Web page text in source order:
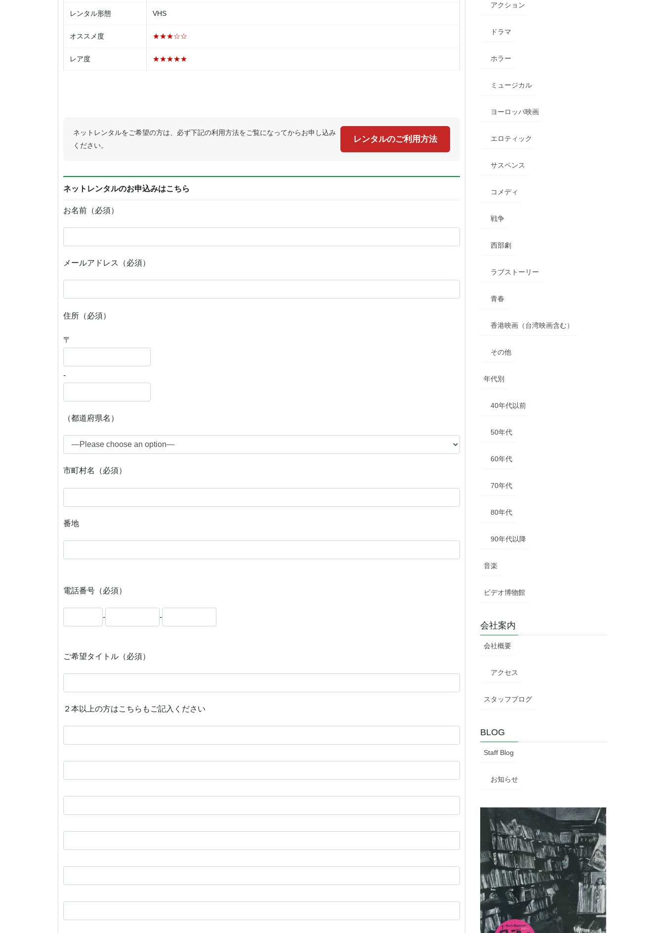
レンタル形態 VHS
オススメ度 ★★★☆☆
レア度 ★★★★★
ネットレンタルをご希望の方は、必ず下記の利用方法をご覧になってからお申し込み
ください。
レンタルのご利用方法
ネットレンタルのお申込みはこちら
お名前（必須）
メールアドレス（必須）
住所（必須）
〒
-
（都道府県名）
市町村名（必須）
番地
電話番号（必須）
- -
ご希望タイトル（必須）
２本以上の方はこちらもご記入ください
アクション
ドラマ
ホラー
ミュージカル
ヨーロッパ映画
エロティック
サスペンス
コメディ
戦争
西部劇
ラブストーリー
青春
香港映画（台湾映画含む）
その他
年代別
40年代以前
50年代
60年代
70年代
80年代
90年代以降
音楽
ビデオ博物館
会社案内
会社概要
アクセス
スタッフブログ
BLOG
Staff Blog
お知らせ